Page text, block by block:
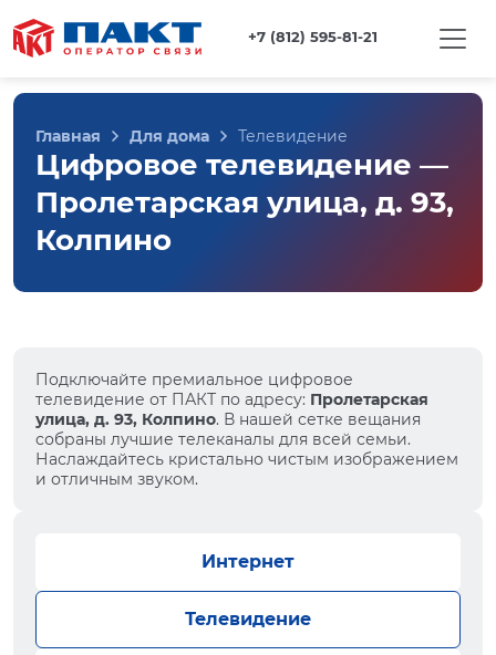
+7 (812) 595-81-21
Главная Для дома Телевидение
Цифровое телевидение —
Пролетарская улица, д. 93,
Колпино
Подключайте премиальное цифровое
телевидение от ПАКТ по адресу: Пролетарская
улица, д. 93, Колпино. В нашей сетке вещания
собраны лучшие телеканалы для всей семьи.
Наслаждайтесь кристально чистым изображением
и отличным звуком.
Интернет
Телевидение